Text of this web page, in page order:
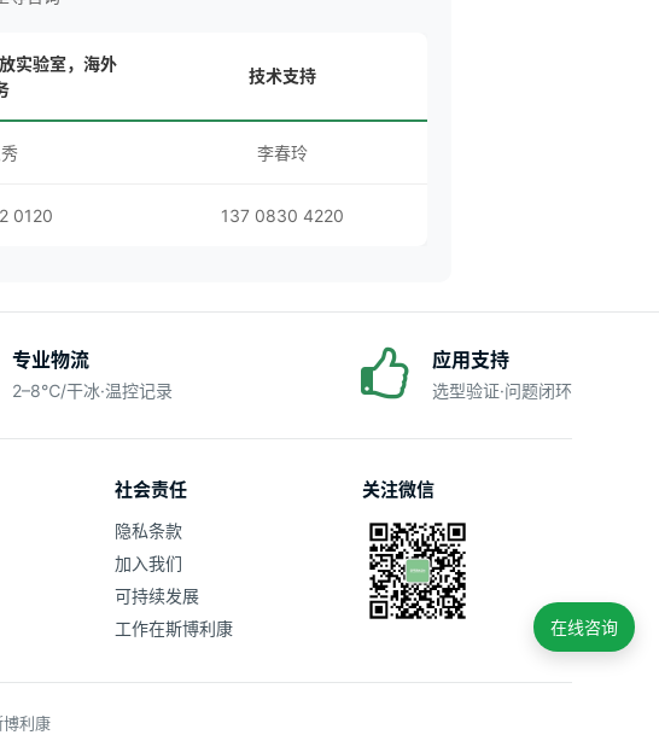
实验室，海外
技术支持
李春玲
0120 137 0830 4220
专业物流
2–8℃/干冰·温控记录
应用支持
选型验证·问题闭环
社会责任
隐私条款
加入我们
可持续发展
工作在斯博利康
关注微信
利康
在线咨询